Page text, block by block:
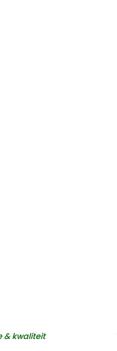
& kwaliteit